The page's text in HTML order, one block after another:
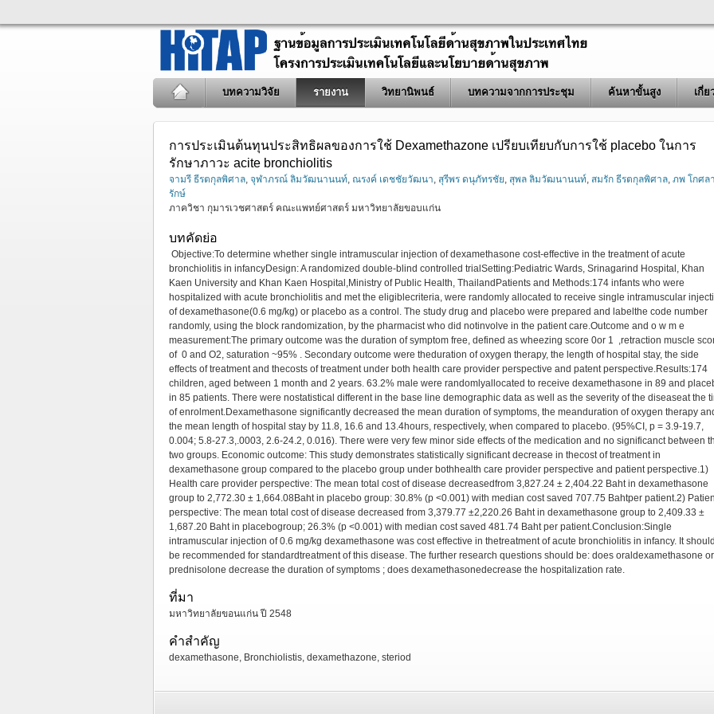
บทความวิจัย รายงาน วิทยานิพนธ์ บทความจากการประชุม ค้นหาขั้นสูง เกี่ย
การประเมินต้นทุนประสิทธิผลของการใช้ Dexamethazone เปรียบเทียบกับการใช้ placebo ในการ
รักษาภาวะ acite bronchiolitis
จามรี ธีรตกุลพิศาล, จุฬาภรณ์ ลิมวัฒนานนท์, ณรงค์ เดชชัยวัฒนา, สุรีพร ดนุภัทรชัย, สุพล ลิมวัฒนานนท์, สมรัก ธีรตกุลพิศาล, ภพ โกศลา
รักษ์
ภาควิชา กุมารเวชศาสตร์ คณะแพทย์ศาสตร์ มหาวิทยาลัยขอบแก่น
บทคัดย่อ
Objective:To determine whether single intramuscular injection of dexamethasone cost-effective in the treatment of acute
bronchiolitis in infancyDesign: A randomized double-blind controlled trialSetting:Pediatric Wards, Srinagarind Hospital, Khan
Kaen University and Khan Kaen Hospital,Ministry of Public Health, ThailandPatients and Methods:174 infants who were
hospitalized with acute bronchiolitis and met the eligiblecriteria, were randomly allocated to receive single intramuscular
of dexamethasone(0.6 mg/kg) or placebo as a control. The study drug and placebo were prepared and labelthe code number
randomly, using the block randomization, by the pharmacist who did notinvolve in the patient care.Outcome and o w m e
measurement:The primary outcome was the duration of symptom free, defined as wheezing score 0or 1 ,retraction muscle
of 0 and O2, saturation ~95% . Secondary outcome were theduration of oxygen therapy, the length of hospital stay, the side
effects of treatment and thecosts of treatment under both health care provider perspective and patent perspective.Results:174
children, aged between 1 month and 2 years. 63.2% male were randomlyallocated to receive dexamethasone in 89 and
in 85 patients. There were nostatistical different in the base line demographic data as well as the severity of the diseaseat the
of enrolment.Dexamethasone significantly decreased the mean duration of symptoms, the meanduration of oxygen therapy
the mean length of hospital stay by 11.8, 16.6 and 13.4hours, respectively, when compared to placebo. (95%CI, p = 3.9-19.7,
0.004; 5.8-27.3,.0003, 2.6-24.2, 0.016). There were very few minor side effects of the medication and no significanct between
two groups. Economic outcome: This study demonstrates statistically significant decrease in thecost of treatment in
dexamethasone group compared to the placebo group under bothhealth care provider perspective and patient perspective.1)
Health care provider perspective: The mean total cost of disease decreasedfrom 3,827.24 ± 2,404.22 Baht in dexamethasone
group to 2,772.30 ± 1,664.08Baht in placebo group: 30.8% (p <0.001) with median cost saved 707.75 Bahtper patient.2)
perspective: The mean total cost of disease decreased from 3,379.77 ±2,220.26 Baht in dexamethasone group to 2,409.33 ±
1,687.20 Baht in placebogroup; 26.3% (p <0.001) with median cost saved 481.74 Baht per patient.Conclusion:Single
intramuscular injection of 0.6 mg/kg dexamethasone was cost effective in thetreatment of acute bronchiolitis in infancy. It should
be recommended for standardtreatment of this disease. The further research questions should be: does oraldexamethasone or
prednisolone decrease the duration of symptoms ; does dexamethasonedecrease the hospitalization rate.
ที่มา
มหาวิทยาลัยขอนแก่น ปี 2548
คำสำคัญ
dexamethasone, Bronchiolistis, dexamethazone, steriod